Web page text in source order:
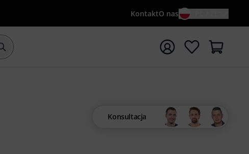
KontaktO nas
Rozpocznij wyszukiwanie od słowa kluczowego {searchTerm}
Konsultacja